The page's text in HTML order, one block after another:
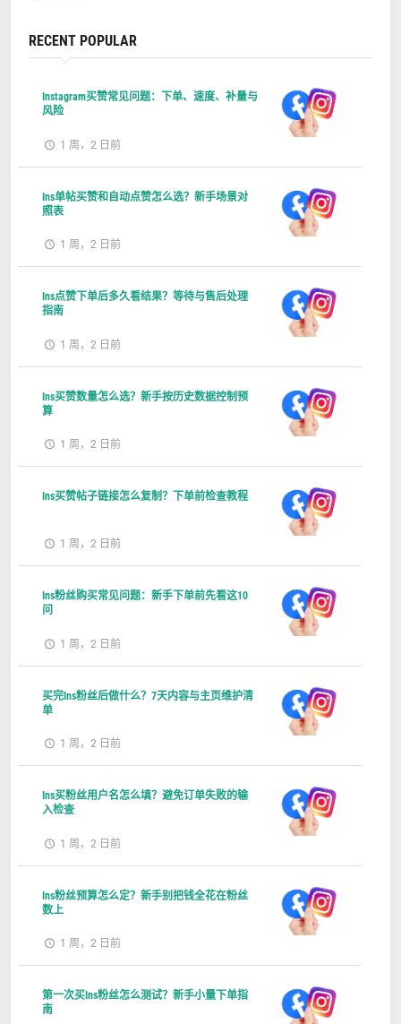
RECENT POPULAR
Instagram买赞常见问题：下单、速度、补量与
风险
1 周，2 日前
Ins单帖买赞和自动点赞怎么选？新手场景对
照表
1 周，2 日前
Ins点赞下单后多久看结果？等待与售后处理
指南
1 周，2 日前
Ins买赞数量怎么选？新手按历史数据控制预
算
1 周，2 日前
Ins买赞帖子链接怎么复制？下单前检查教程
1 周，2 日前
Ins粉丝购买常见问题：新手下单前先看这10
问
1 周，2 日前
买完Ins粉丝后做什么？7天内容与主页维护清
单
1 周，2 日前
Ins买粉丝用户名怎么填？避免订单失败的输
入检查
1 周，2 日前
Ins粉丝预算怎么定？新手别把钱全花在粉丝
数上
1 周，2 日前
第一次买Ins粉丝怎么测试？新手小量下单指
南